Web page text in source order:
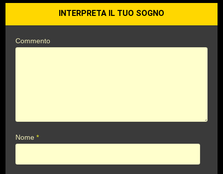
INTERPRETA IL TUO SOGNO
Commento
Nome*